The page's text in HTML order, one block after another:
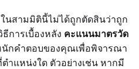
สามมิตินี้ไม่ได้ถูกตัดสินว่าถูก
การเบื้องหลัง คะแนนมาตรวัด
นักคำตอบของคุณเพื่อพิจารณา
ำแหน่งใด ตัวอย่างเช่น หากมี